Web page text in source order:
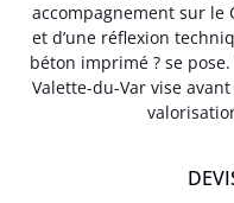
accompagnement sur le
et d’une réflexion
béton imprimé ? se
Valette-du-Var vise